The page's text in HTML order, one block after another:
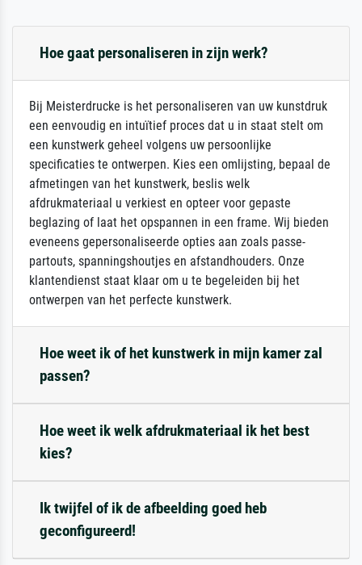
Hoe gaat personaliseren in zijn werk?
Bij Meisterdrucke is het personaliseren van uw kunstdruk
een eenvoudig en intuïtief proces dat u in staat stelt om
een kunstwerk geheel volgens uw persoonlijke
specificaties te ontwerpen. Kies een omlijsting, bepaal de
afmetingen van het kunstwerk, beslis welk
afdrukmateriaal u verkiest en opteer voor gepaste
beglazing of laat het opspannen in een frame. Wij bieden
eveneens gepersonaliseerde opties aan zoals passe-
partouts, spanningshoutjes en afstandhouders. Onze
klantendienst staat klaar om u te begeleiden bij het
ontwerpen van het perfecte kunstwerk.
Hoe weet ik of het kunstwerk in mijn kamer zal
passen?
Hoe weet ik welk afdrukmateriaal ik het best
kies?
Ik twijfel of ik de afbeelding goed heb
geconfigureerd!